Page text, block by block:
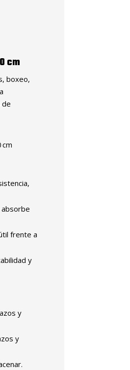
cm
boxeo,
de
cm
absorbe
frente a
y
y
y